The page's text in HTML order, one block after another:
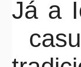
Já a